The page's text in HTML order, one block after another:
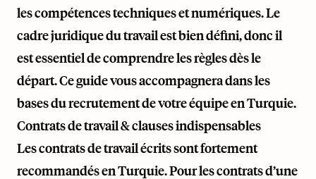
les compétences techniques et numériques. Le
cadre juridique du travail est bien défini, donc il
est essentiel de comprendre les règles dès le
départ. Ce guide vous accompagnera dans les
bases du recrutement de votre équipe en Turquie.
Contrats de travail & clauses indispensables
Les contrats de travail écrits sont fortement
recommandés en Turquie. Pour les contrats d’une